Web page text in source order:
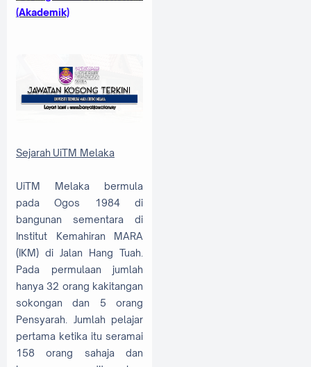
(Akademik)
Sejarah UiTM Melaka
UiTM Melaka bermula
pada Ogos 1984 di
bangunan sementara di
Institut Kemahiran MARA
(IKM) di Jalan Hang Tuah.
Pada permulaan jumlah
hanya 32 orang kakitangan
sokongan dan 5 orang
Pensyarah. Jumlah pelajar
pertama ketika itu seramai
158 orang sahaja dan